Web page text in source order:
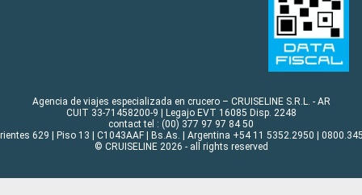
Agencia de viajes especializada en crucero – CRUISELINE S.R.L. - AR
CUIT 33-71458200-9 | Legajo EVT 16085 Disp. 2248
contact tel : (00) 377 97 97 84 50
629 | Piso 13 | C1043AAF | Bs.As. | Argentina +54 11 5352.2950 |
© CRUISELINE 2026 - all rights reserved